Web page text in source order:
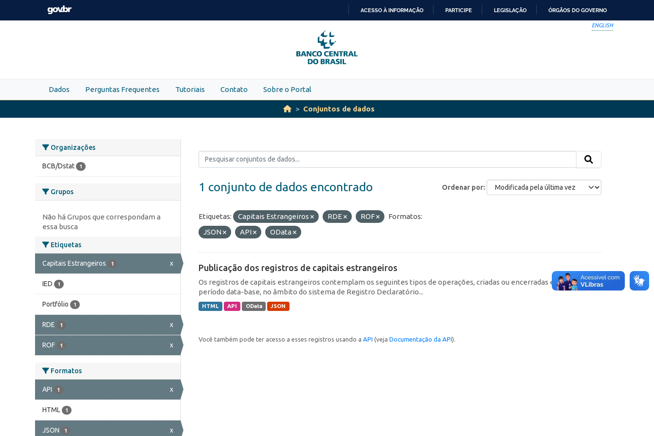
Skip to main content
PARA
O
CONTEÚDO
ACESSO À INFORMAÇÃO PARTICIPE LEGISLAÇÃO ÓRGÃOS DO GOVERNO
ENGLISH
Dados Perguntas Frequentes Tutoriais Contato Sobre o Portal
Conjuntos de dados
Organizações
BCB/Dstat 1
Grupos
Não há Grupos que correspondam a
essa busca
Etiquetas
Capitais Estrangeiros 1 x
IED 1
Portfólio 1
RDE 1 x
ROF 1 x
Formatos
API 1 x
HTML 1
JSON 1 x
Ordenar por
1 conjunto de dados encontrado
Etiquetas: Capitais Estrangeiros RDE ROF
Formatos:
JSON
API OData
Publicação dos registros de capitais estrangeiros
Os registros de capitais estrangeiros contemplam os seguintes tipos de operações, criadas ou encerradas em cada
período data-base, no âmbito do sistema de Registro Declaratório...
HTML API OData JSON
Você também pode ter acesso a esses registros usando a API (veja Documentação da API).